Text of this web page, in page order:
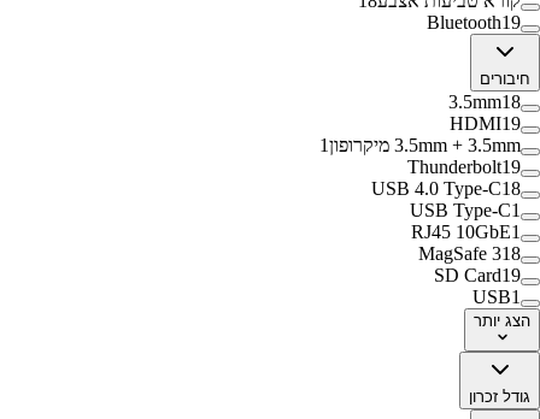
Bluetooth19
חיבורים
3.5mm18
HDMI19
3.5mm + 3.5mm מיקרופון
1
Thunderbolt19
USB 4.0 Type-C18
USB Type-C1
RJ45 10GbE1
MagSafe 318
SD Card19
USB1
הצג יותר
גודל זכרון